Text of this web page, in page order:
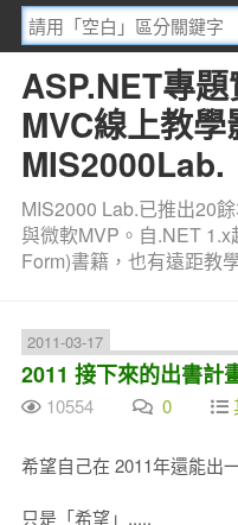
ASP.NET專
MVC線上教學
MIS2000Lab.
MIS2000 Lab.已推出20
與微軟MVP。自.NET
Form)書籍，也有遠距教
2011-03-17
2011 接下來的出書計
10554 0
希望自己在 2011年還能出
只是「希望」.....